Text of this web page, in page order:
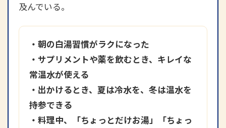
及んでいる。
・朝の白湯習慣がラクになった
・サプリメントや薬を飲むとき、キレイな
常温水が使える
・出かけるとき、夏は冷水を、冬は温水を
持参できる
・料理中、「ちょっとだけお湯」「ちょっ